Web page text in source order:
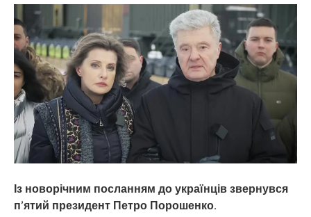
Із новорічним посланням до українців звернувся
п’ятий президент Петро Порошенко.